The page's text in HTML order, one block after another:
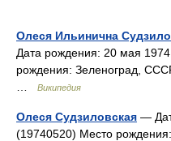
Олеся Ильинична
Дата рождения: 20 мая
рождения: Зеленоград,
Википедия
Олеся Судзиловская —
(19740520) Место